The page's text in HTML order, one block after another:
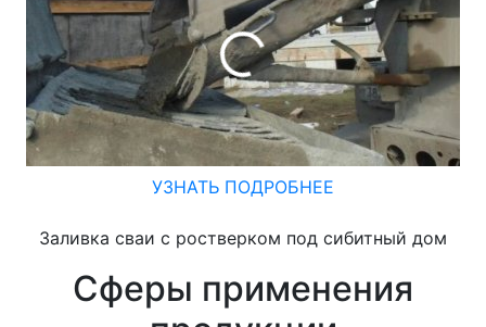
УЗНАТЬ ПОДРОБНЕЕ
Заливка сваи с ростверком под сибитный дом
Сферы применения